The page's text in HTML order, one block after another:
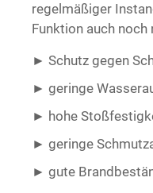
regelmäßiger
Funktion auch noch
Schutz gegen
geringe
hohe
geringe
gute